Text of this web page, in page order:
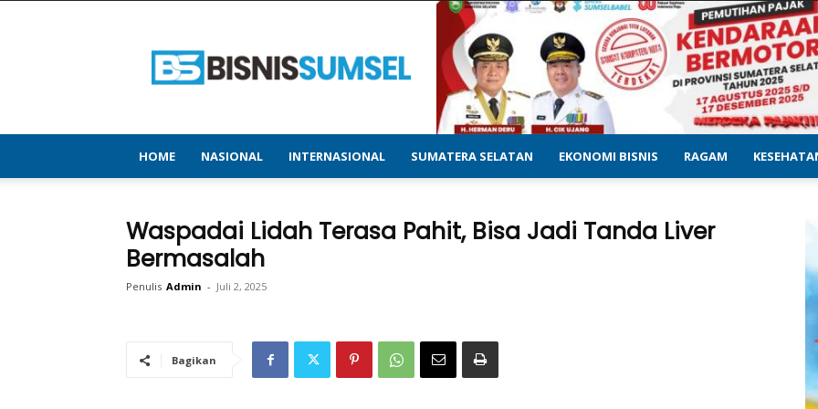
–
Menyajikan
&
Terupdate
HOME NASIONAL INTERNASIONAL SUMATERA SELATAN EKONOMI BISNIS RAGAM
Waspadai Lidah Terasa Pahit, Bisa Jadi Tanda Liver
Bermasalah
Penulis Admin - Juli 2, 2025
Bagikan